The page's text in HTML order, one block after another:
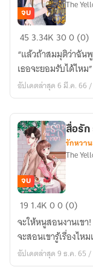
พ่าย
สัญญา
ลวง
:
E-
book
พร้อม
โหลด
จบ
The
45 3.34K 300 (0)
“แล้วถ้าสมมุติว่าฉัน
เธอจะยอมรับได้ไหม”
อัปเดตล่าสุด 6 มี.ค. 66 /
สื่อ
รัก
วัน
และ
เวลา
จบ
สื่อรัก
รักหวา
The
19 1.4K00 (0)
จะให้หนูสอนงานเข
จะสอนเขารู้เรื่องไห
อัปเดตล่าสุด 9 ธ.ค. 65 /